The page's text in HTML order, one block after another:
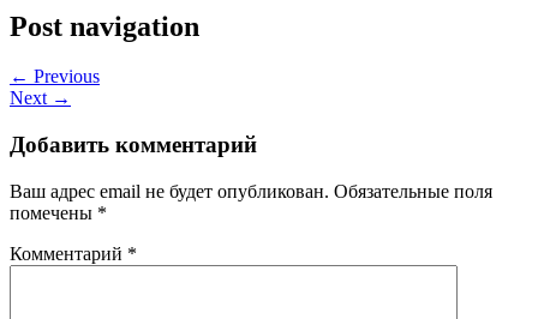
Post navigation
← Previous
Next →
Добавить комментарий
Ваш адрес email не будет опубликован. Обязательные поля
помечены *
Комментарий *